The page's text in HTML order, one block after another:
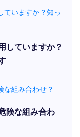
していますか？
険な組み合わ